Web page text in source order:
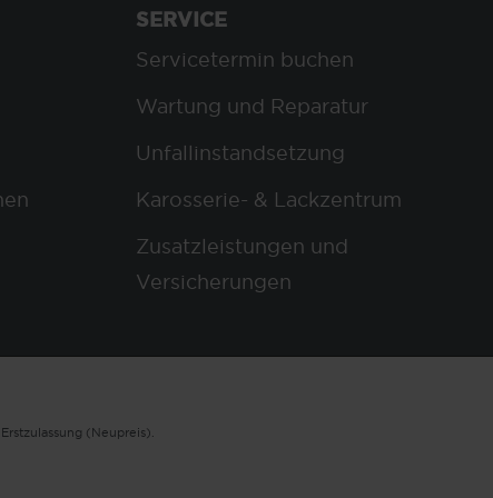
SERVICE
Servicetermin buchen
Wartung und Reparatur
Unfallinstandsetzung
Karosserie- & Lackzentrum
Zusatzleistungen und
Versicherungen
(Neupreis).